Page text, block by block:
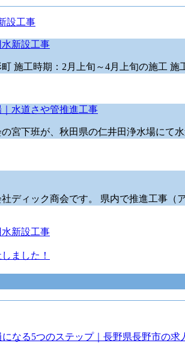
新設工事
施工時期：2月上旬～4月上旬の施工
水道さや管推進工事
宮下班が、秋田県の仁井田浄水場にて
ディック商会です。 県内で推進工事
新設工事
ました！
なる5つのステップ｜長野県長野市の求